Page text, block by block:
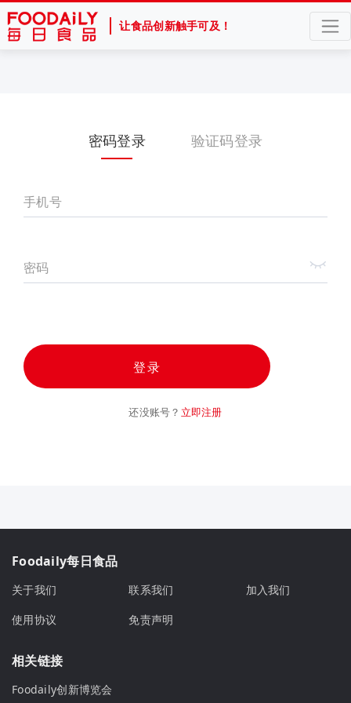
让食品创新触手可及！
密码登录 验证码登录
手机号
密码
登录
还没账号？ 立即注册
Foodaily每日食品
关于我们 联系我们
加入我们
使用协议
免责声明
相关链接
Foodaily创新博览会